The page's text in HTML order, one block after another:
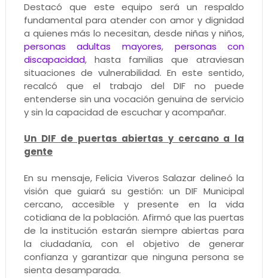
Destacó que este equipo será un respaldo
fundamental para atender con amor y dignidad
a quienes más lo necesitan, desde niñas y niños,
personas adultas mayores, personas con
discapacidad, hasta familias que atraviesan
situaciones de vulnerabilidad. En este sentido,
recalcó que el trabajo del DIF no puede
entenderse sin una vocación genuina de servicio
y sin la capacidad de escuchar y acompañar.
Un DIF de puertas abiertas y cercano a la
gente
En su mensaje, Felicia Viveros Salazar delineó la
visión que guiará su gestión: un DIF Municipal
cercano, accesible y presente en la vida
cotidiana de la población. Afirmó que las puertas
de la institución estarán siempre abiertas para
la ciudadanía, con el objetivo de generar
confianza y garantizar que ninguna persona se
sienta desamparada.